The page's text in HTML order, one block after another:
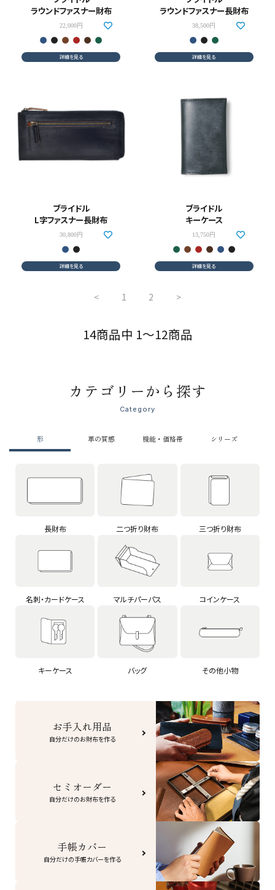
ラウンドファスナー財布
22,000円
詳細を見る
ラウンドファスナー長財布
38,500円
詳細を見る
ブライドル
L字ファスナー長財布
30,800円
詳細を見る
ブライドル
キーケース
13,750円
詳細を見る
< 1 2 >
14商品中 1～12商品
カテゴリーから探す
Category
形 革の質感 機能・価格帯 シリーズ
長財布 二つ折り財布 三つ折り財布
名刺・カードケース マルチパーパス コインケース
キーケース バッグ その他小物
お手入れ用品
自分だけのお財布を作る
セミオーダー
自分だけのお財布を作る
手帳カバー
自分だけの手帳カバーを作る